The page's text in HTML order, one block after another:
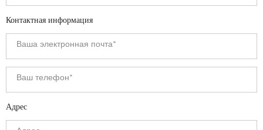
Контактная информация
Адрес